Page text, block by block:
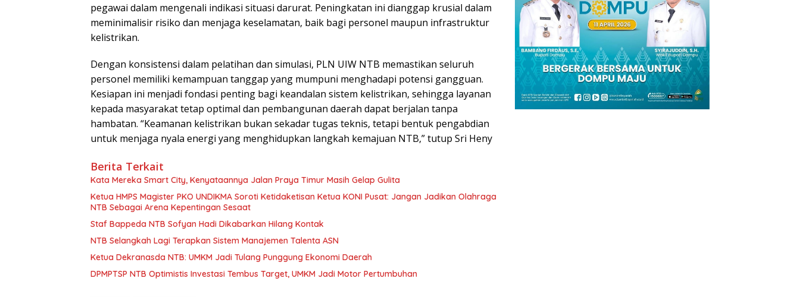
pegawai dalam mengenali indikasi situasi darurat. Peningkatan ini dianggap krusial dalam
meminimalisir risiko dan menjaga keselamatan, baik bagi personel maupun infrastruktur
kelistrikan.
Dengan konsistensi dalam pelatihan dan simulasi, PLN UIW NTB memastikan seluruh
personel memiliki kemampuan tanggap yang mumpuni menghadapi potensi gangguan.
Kesiapan ini menjadi fondasi penting bagi keandalan sistem kelistrikan, sehingga layanan
kepada masyarakat tetap optimal dan pembangunan daerah dapat berjalan tanpa
hambatan. “Keamanan kelistrikan bukan sekadar tugas teknis, tetapi bentuk pengabdian
untuk menjaga nyala energi yang menghidupkan langkah kemajuan NTB,” tutup Sri Heny
Berita Terkait
Kata Mereka Smart City, Kenyataannya Jalan Praya Timur Masih Gelap Gulita
Ketua HMPS Magister PKO UNDIKMA Soroti Ketidaketisan Ketua KONI Pusat: Jangan Jadikan Olahraga
NTB Sebagai Arena Kepentingan Sesaat
Staf Bappeda NTB Sofyan Hadi Dikabarkan Hilang Kontak
NTB Selangkah Lagi Terapkan Sistem Manajemen Talenta ASN
Ketua Dekranasda NTB: UMKM Jadi Tulang Punggung Ekonomi Daerah
DPMPTSP NTB Optimistis Investasi Tembus Target, UMKM Jadi Motor Pertumbuhan